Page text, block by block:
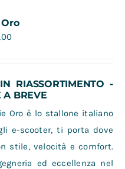
RIASSORTIMENTO -
A BREVE
Oro è lo stallone italiano
e-scooter, ti porta dove
stile, velocità e comfort.
ed eccellenza nel